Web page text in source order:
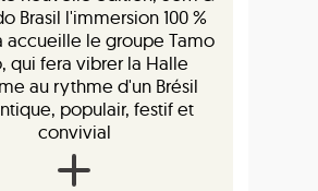
Brasil l'immersion 100 %
accueille le groupe Tamo
qui fera vibrer la Halle
au rythme d'un Brésil
populair, festif et
convivial